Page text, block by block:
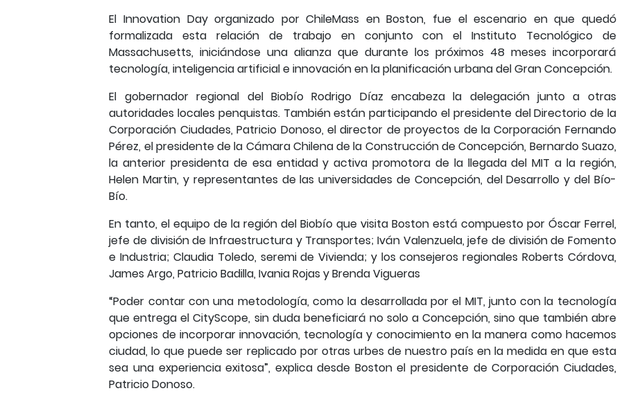
El Innovation Day organizado por ChileMass en Boston, fue el escenario en que quedó
formalizada esta relación de trabajo en conjunto con el Instituto Tecnológico de
Massachusetts, iniciándose una alianza que durante los próximos 48 meses incorporará
tecnología, inteligencia artificial e innovación en la planificación urbana del Gran Concepción.
El gobernador regional del Biobío Rodrigo Díaz encabeza la delegación junto a otras
autoridades locales penquistas. También están participando el presidente del Directorio de la
Corporación Ciudades, Patricio Donoso, el director de proyectos de la Corporación Fernando
Pérez, el presidente de la Cámara Chilena de la Construcción de Concepción, Bernardo Suazo,
la anterior presidenta de esa entidad y activa promotora de la llegada del MIT a la región,
Helen Martin, y representantes de las universidades de Concepción, del Desarrollo y del Bío-
Bío.
En tanto, el equipo de la región del Biobío que visita Boston está compuesto por Óscar Ferrel,
jefe de división de Infraestructura y Transportes; Iván Valenzuela, jefe de división de Fomento
e Industria; Claudia Toledo, seremi de Vivienda; y los consejeros regionales Roberts Córdova,
James Argo, Patricio Badilla, Ivania Rojas y Brenda Vigueras
“Poder contar con una metodología, como la desarrollada por el MIT, junto con la tecnología
que entrega el CityScope, sin duda beneficiará no solo a Concepción, sino que también abre
opciones de incorporar innovación, tecnología y conocimiento en la manera como hacemos
ciudad, lo que puede ser replicado por otras urbes de nuestro país en la medida en que esta
sea una experiencia exitosa”, explica desde Boston el presidente de Corporación Ciudades,
Patricio Donoso.